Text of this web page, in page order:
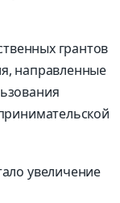
грантов
направленные
увеличение